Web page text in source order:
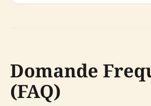
Domande
(FAQ)